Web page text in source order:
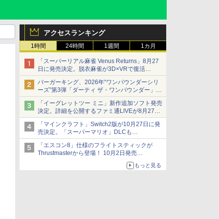
アクセスランキング
1時間 24時間 1週間 1カ月
「スーパーリアル麻雀 Venus Returns」8月27
日に発売決定。脱衣麻雀が3D×VRで復活
発売から2週間は20%オフになるセールが実施
バーガーキング、2026年“ワンパウンダーシリ
ーズ”第3弾「ダーティ ザ・ワンパウンダー」を
8月7日発売
「特製ガーリックマヨソース」を使用した超大
型チーズバーガー
「イーグレットツー ミニ」新作追加ソフト発売
決定。詳細を公開するファミ通LIVEが8月27日
20時から配信
シリーズ累計100タイトルへ
「マインクラフト」Switch2版が10月27日に発
売決定。「スーパーマリオ」DLCも
Switch版からのアップグレードも可能に
「エスコン8」仕様のフライトスティックが
Thrustmasterから登場！ 10月2日発売
ジョイスティックに振動機能を搭載。予約受付
もっと見る